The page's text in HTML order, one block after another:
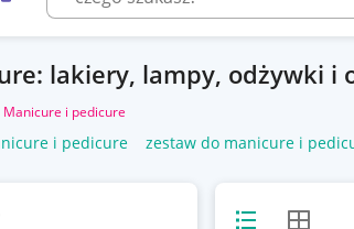
lakiery, lampy, odżywki i
Manicure i pedicure
i pedicure zestaw do manicure i
Widok listy
Widok